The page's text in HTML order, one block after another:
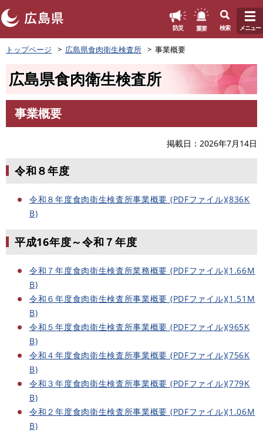
ペ
ー
頭
す
防災 重要 検索 メニュー
トップページ 広島県食肉衛生検査所 事業概要
広島県食肉衛生検査所
文
事業概要
掲載日 2026年7月14日
令和８年度
令和８年度食肉衛生検査所事業概要 (PDFファイル)(836K
B)
平成16年度～令和７年度
令和７年度食肉衛生検査所業務概要 (PDFファイル)(1.66M
B)
令和６年度食肉衛生検査所事業概要 (PDFファイル)(1.51M
B)
令和５年度食肉衛生検査所事業概要 (PDFファイル)(965K
B)
令和４年度食肉衛生検査所事業概要 (PDFファイル)(756K
B)
令和３年度食肉衛生検査所事業概要 (PDFファイル)(779K
B)
令和２年度食肉衛生検査所事業概要 (PDFファイル)(1.06M
B)